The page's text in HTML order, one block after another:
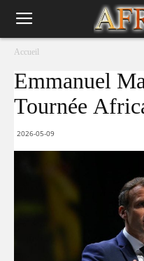
Accueil
Emmanuel
Tournée
2026-05-09